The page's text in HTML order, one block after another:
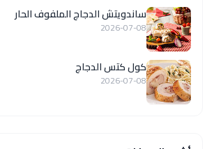
ساندويتش الدجاج الملفوف الحار
2026-07-08
كول كتس الدجاج
2026-07-08